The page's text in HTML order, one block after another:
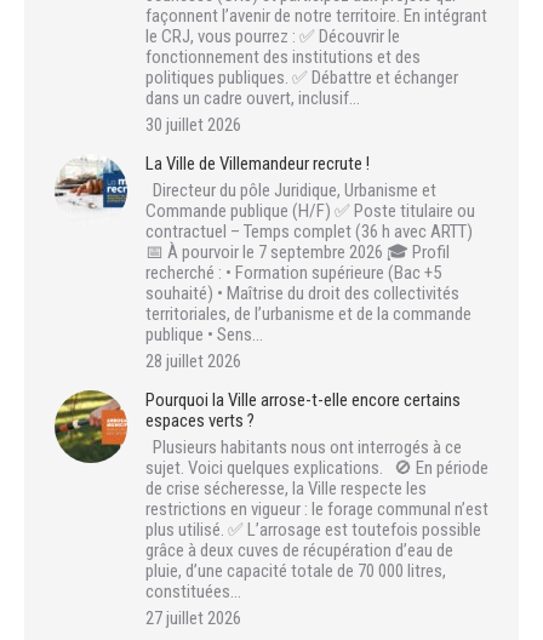
façonnent l’avenir de notre territoire. En intégrant
le CRJ, vous pourrez : ✅ Découvrir le
fonctionnement des institutions et des
politiques publiques. ✅ Débattre et échanger
dans un cadre ouvert, inclusif…
30 juillet 2026
La Ville de Villemandeur recrute !
Directeur du pôle Juridique, Urbanisme et
Commande publique (H/F) ✅ Poste titulaire ou
contractuel – Temps complet (36 h avec ARTT)
📅 À pourvoir le 7 septembre 2026 🎓 Profil
recherché : • Formation supérieure (Bac +5
souhaité) • Maîtrise du droit des collectivités
territoriales, de l’urbanisme et de la commande
publique • Sens…
28 juillet 2026
Pourquoi la Ville arrose-t-elle encore certains
espaces verts ?
Plusieurs habitants nous ont interrogés à ce
sujet. Voici quelques explications. 🚫 En période
de crise sécheresse, la Ville respecte les
restrictions en vigueur : le forage communal n’est
plus utilisé. ✅ L’arrosage est toutefois possible
grâce à deux cuves de récupération d’eau de
pluie, d’une capacité totale de 70 000 litres,
constituées…
27 juillet 2026